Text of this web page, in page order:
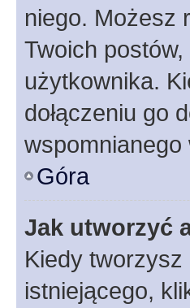
niego. Możesz
Twoich
użytkownika.
dołączeniu go
Góra
Jak utworzyć
Kiedy
istniejącego,